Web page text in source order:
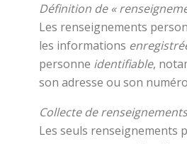
Définition de «
Les renseignements
les informations
personne identifiable,
son adresse ou son
Collecte de
Les seuls renseignements